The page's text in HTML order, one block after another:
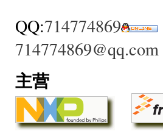
QQ:714774869
714774869@qq.com
主营